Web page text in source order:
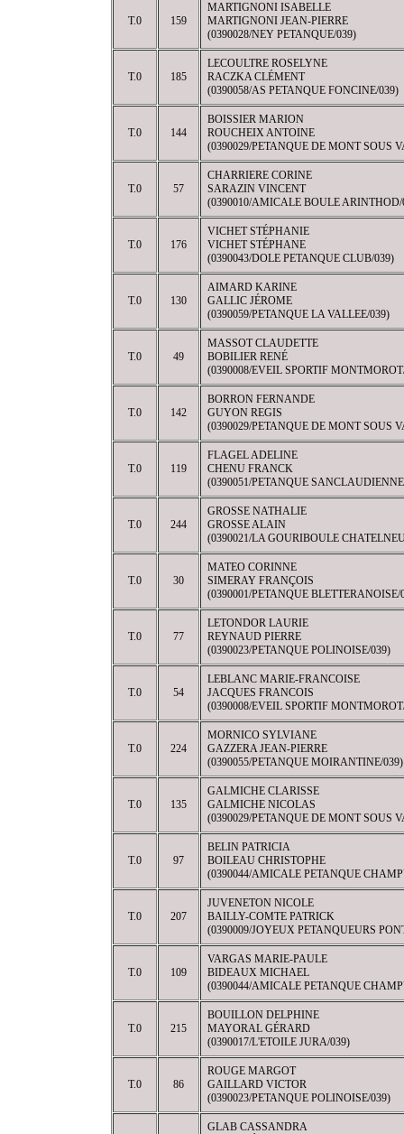
T.0 159
MARTIGNONI ISABELLE
MARTIGNONI JEAN-PIERRE
(0390028/NEY PETANQUE/039)
T.0 185
LECOULTRE ROSELYNE
RACZKA CLÉMENT
(0390058/AS PETANQUE FONCINE/039)
T.0 144
BOISSIER MARION
ROUCHEIX ANTOINE
(0390029/PETANQUE DE MONT SOUS
T.0 57
CHARRIERE CORINE
SARAZIN VINCENT
(0390010/AMICALE BOULE ARINTHOD/
T.0 176
VICHET STÉPHANIE
VICHET STÉPHANE
(0390043/DOLE PETANQUE CLUB/039)
T.0 130
AIMARD KARINE
GALLIC JÉROME
(0390059/PETANQUE LA VALLEE/039)
T.0 49
MASSOT CLAUDETTE
BOBILIER RENÉ
(0390008/EVEIL SPORTIF
T.0 142
BORRON FERNANDE
GUYON REGIS
(0390029/PETANQUE DE MONT SOUS
T.0 119
FLAGEL ADELINE
CHENU FRANCK
(0390051/PETANQUE
T.0 244
GROSSE NATHALIE
GROSSE ALAIN
(0390021/LA GOURIBOULE
T.0 30
MATEO CORINNE
SIMERAY FRANÇOIS
(0390001/PETANQUE BLETTERANOISE/
T.0 77
LETONDOR LAURIE
REYNAUD PIERRE
(0390023/PETANQUE POLINOISE/039)
T.0 54
LEBLANC MARIE-FRANCOISE
JACQUES FRANCOIS
(0390008/EVEIL SPORTIF
T.0 224
MORNICO SYLVIANE
GAZZERA JEAN-PIERRE
(0390055/PETANQUE MOIRANTINE/039)
T.0 135
GALMICHE CLARISSE
GALMICHE NICOLAS
(0390029/PETANQUE DE MONT SOUS
T.0 97
BELIN PATRICIA
BOILEAU CHRISTOPHE
(0390044/AMICALE PETANQUE
T.0 207
JUVENETON NICOLE
BAILLY-COMTE PATRICK
(0390009/JOYEUX PETANQUEURS
T.0 109
VARGAS MARIE-PAULE
BIDEAUX MICHAEL
(0390044/AMICALE PETANQUE
T.0 215
BOUILLON DELPHINE
MAYORAL GÉRARD
(0390017/L'ETOILE JURA/039)
T.0 86
ROUGE MARGOT
GAILLARD VICTOR
(0390023/PETANQUE POLINOISE/039)
GLAB CASSANDRA